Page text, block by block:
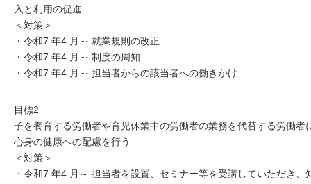
入と利用の促進
＜対策＞
・令和7 年4 月～ 就業規則の改正
・令和7 年4 月～ 制度の周知
・令和7 年4 月～ 担当者からの該当者への働きかけ
目標2
子を養育する労働者や育児休業中の労働者の業務を代替する労働者
心身の健康への配慮を行う
＜対策＞
・令和7 年4 月～ 担当者を設置、セミナー等を受講していただき、